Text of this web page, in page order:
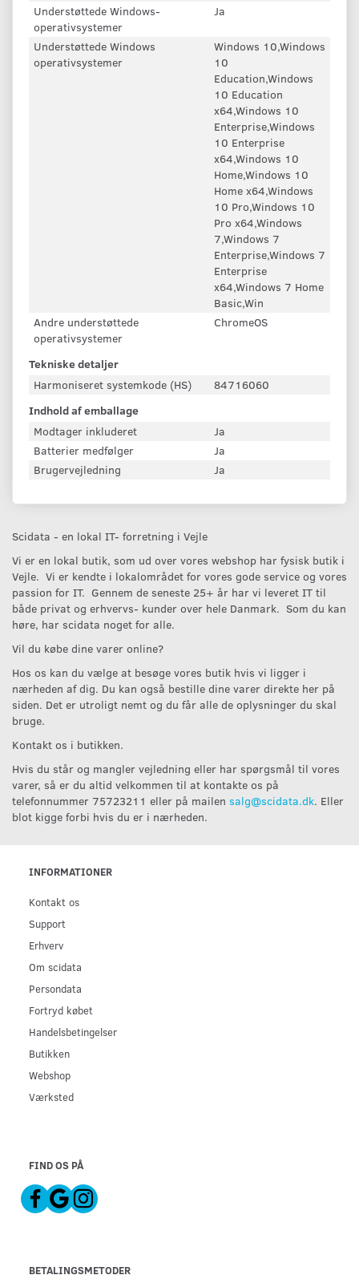
Understøttede Windows-
operativsystemer
Ja
Understøttede Windows
operativsystemer
Windows 10,Windows
10
Education,Windows
10 Education
x64,Windows 10
Enterprise,Windows
10 Enterprise
x64,Windows 10
Home,Windows 10
Home x64,Windows
10 Pro,Windows 10
Pro x64,Windows
7,Windows 7
Enterprise,Windows 7
Enterprise
x64,Windows 7 Home
Basic,Win
Andre understøttede
operativsystemer
ChromeOS
Tekniske detaljer
Harmoniseret systemkode (HS)
84716060
Indhold af emballage
Modtager inkluderet
Ja
Batterier medfølger
Ja
Brugervejledning
Ja
Scidata - en lokal IT- forretning i Vejle
Vi er en lokal butik, som ud over vores webshop har fysisk butik i
Vejle. Vi er kendte i lokalområdet for vores gode service og vores
passion for IT. Gennem de seneste 25+ år har vi leveret IT til
både privat og erhvervs- kunder over hele Danmark. Som du kan
høre, har scidata noget for alle.
Vil du købe dine varer online?
Hos os kan du vælge at besøge vores butik hvis vi ligger i
nærheden af dig. Du kan også bestille dine varer direkte her på
siden. Det er utroligt nemt og du får alle de oplysninger du skal
bruge.
Kontakt os i butikken.
Hvis du står og mangler vejledning eller har spørgsmål til vores
varer, så er du altid velkommen til at kontakte os på
telefonnummer 75723211 eller på mailen salg@scidata.dk. Eller
blot kigge forbi hvis du er i nærheden.
INFORMATIONER
Kontakt os
Support
Erhverv
Om scidata
Persondata
Fortryd købet
Handelsbetingelser
Butikken
Webshop
Værksted
FIND OS PÅ
BETALINGSMETODER